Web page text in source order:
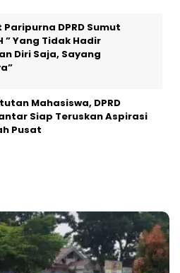
DPRD Sumut
” Yang Tidak Hadir
Diri Saja, Sayang
Mahasiswa, DPRD
Siap Teruskan Aspirasi
Pusat